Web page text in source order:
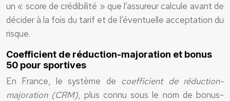
un « score de crédibilité » que l’assureur calcule avant de
décider à la fois du tarif et de l’éventuelle acceptation du
risque.
Coefficient de réduction-majoration et bonus
50 pour sportives
En France, le système de coefficient de réduction-
majoration (CRM), plus connu sous le nom de bonus-